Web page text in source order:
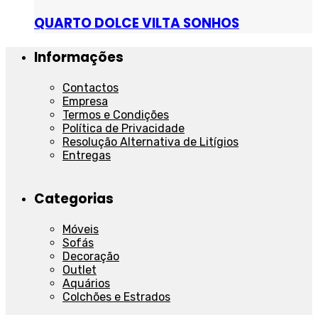
QUARTO DOLCE VILTA SONHOS
Informações
Contactos
Empresa
Termos e Condições
Política de Privacidade
Resolução Alternativa de Litígios
Entregas
Categorias
Móveis
Sofás
Decoração
Outlet
Aquários
Colchões e Estrados